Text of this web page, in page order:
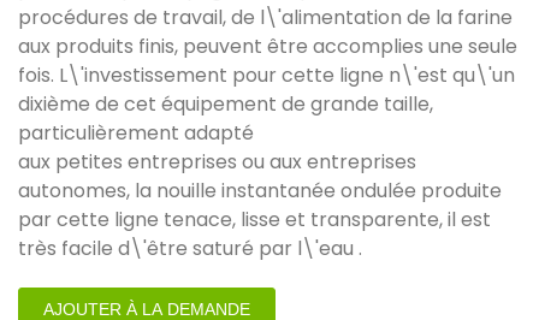
procédures de travail, de l\'alimentation de la farine
aux produits finis, peuvent être accomplies une seule
fois. L\'investissement pour cette ligne n\'est qu\'un
dixième de cet équipement de grande taille,
particulièrement adapté
aux petites entreprises ou aux entreprises
autonomes, la nouille instantanée ondulée produite
par cette ligne tenace, lisse et transparente, il est
très facile d\'être saturé par l\'eau .
AJOUTER À LA DEMANDE